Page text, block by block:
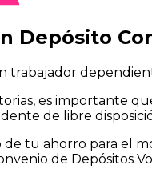
Depósito
trabajador
es importante
de libre
tu ahorro para el
de Depósitos